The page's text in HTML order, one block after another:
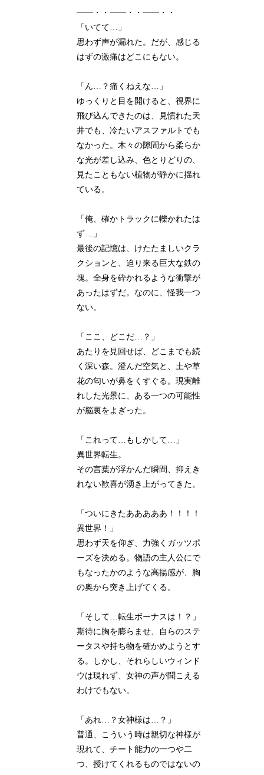
━━・・━━・・━━・・
「いてて…」
思わず声が漏れた。だが、感じる
はずの激痛はどこにもない。
「ん…？痛くねえな…」
ゆっくりと目を開けると、視界に
飛び込んできたのは、見慣れた天
井でも、冷たいアスファルトでも
なかった。木々の隙間から柔らか
な光が差し込み、色とりどりの、
見たこともない植物が静かに揺れ
ている。
「俺、確かトラックに轢かれたは
ず…」
最後の記憶は、けたたましいクラ
クションと、迫り来る巨大な鉄の
塊。全身を砕かれるような衝撃が
あったはずだ。なのに、怪我一つ
ない。
「ここ、どこだ…？」
あたりを見回せば、どこまでも続
く深い森。澄んだ空気と、土や草
花の匂いが鼻をくすぐる。現実離
れした光景に、ある一つの可能性
が脳裏をよぎった。
「これって…もしかして…」
異世界転生。
その言葉が浮かんだ瞬間、抑えき
れない歓喜が湧き上がってきた。
「ついにきたあああああ！！！！
異世界！」
思わず天を仰ぎ、力強くガッツポ
ーズを決める。物語の主人公にで
もなったかのような高揚感が、胸
の奥から突き上げてくる。
「そして…転生ボーナスは！？」
期待に胸を膨らませ、自らのステ
ータスや持ち物を確かめようとす
る。しかし、それらしいウィンド
ウは現れず、女神の声が聞こえる
わけでもない。
「あれ…？女神様は…？」
普通、こういう時は親切な神様が
現れて、チート能力の一つや二
つ、授けてくれるものではないの